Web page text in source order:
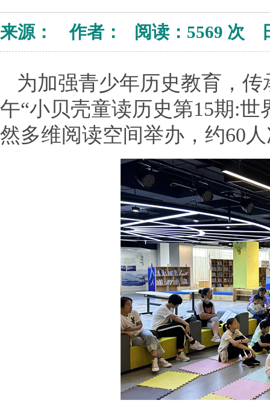
来源： 作者： 阅读： 5569 次
为加强青少年历史教育，
午“小贝壳童读历史第15期:
然多维阅读空间举办，约60